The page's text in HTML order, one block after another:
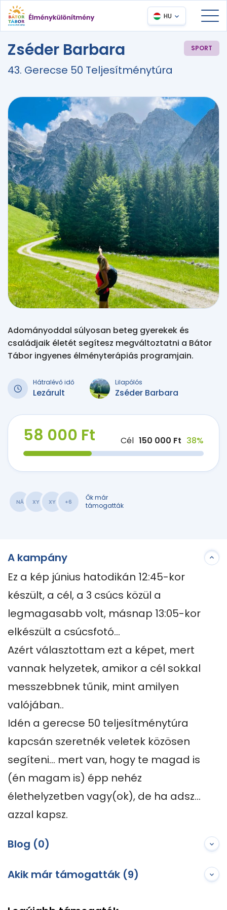
HU
Zséder Barbara SPORT
43. Gerecse 50 Teljesítménytúra
Adományoddal súlyosan beteg gyerekek és
családjaik életét segítesz megváltoztatni a Bátor
Tábor ingyenes élményterápiás programjain.
Hátralévő idő
Lezárult
Lilapólós
Zséder Barbara
58 000 Ft Cél 150 000 Ft 38%
NÁ XY XY +6
Ők már
támogatták
A kampány
Ez a kép június hatodikán 12:45-kor
készült, a cél, a 3 csúcs közül a
legmagasabb volt, másnap 13:05-kor
elkészült a csúcsfotó…
Azért választottam ezt a képet, mert
vannak helyzetek, amikor a cél sokkal
messzebbnek tűnik, mint amilyen
valójában..
Idén a gerecse 50 teljesítménytúra
kapcsán szeretnék veletek közösen
segíteni… mert van, hogy te magad is
(én magam is) épp nehéz
élethelyzetben vagy(ok), de ha adsz…
azzal kapsz.
Blog (0)
Akik már támogatták (9)